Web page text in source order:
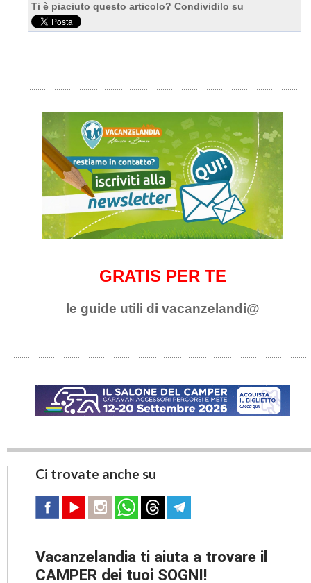
Ti è piaciuto questo articolo? Condividilo su
GRATIS PER TE
le guide utili di vacanzelandi@
Ci trovate anche su
Vacanzelandia ti aiuta a trovare il
CAMPER dei tuoi SOGNI!